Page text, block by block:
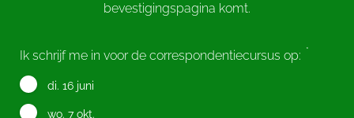
bevestigingspagina komt.
Ik schrijf me in voor de correspondentiecursus op: *
di. 16 juni
wo. 7 okt.